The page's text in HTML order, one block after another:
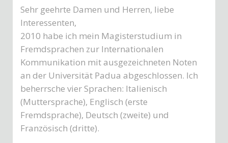
Sehr geehrte Damen und Herren, liebe
Interessenten,
2010 habe ich mein Magisterstudium in
Fremdsprachen zur Internationalen
Kommunikation mit ausgezeichneten Noten
an der Universität Padua abgeschlossen. Ich
beherrsche vier Sprachen: Italienisch
(Muttersprache), Englisch (erste
Fremdsprache), Deutsch (zweite) und
Französisch (dritte).